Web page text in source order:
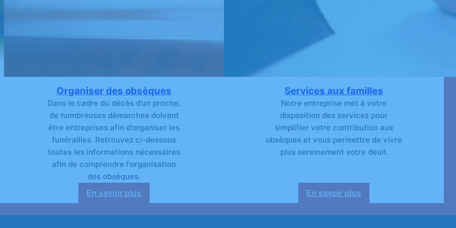
Organiser des obsèques
Dans le cadre du décès d’un proche,
de nombreuses démarches doivent
être entreprises afin d’organiser les
funérailles. Retrouvez ci-dessous
toutes les informations nécessaires
afin de comprendre l'organisation
des obsèques.
En savoir plus
:
Services aux familles
Notre entreprise met à votre
disposition des services pour
simplifier votre contribution aux
obsèques et vous permettre de vivre
plus sereinement votre deuil.
En savoir plus
: